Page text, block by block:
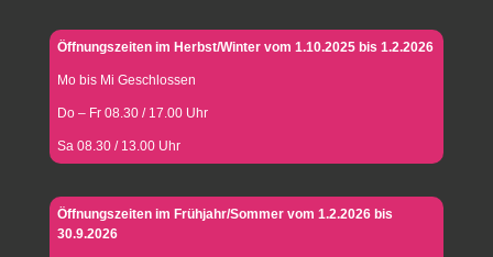
Öffnungszeiten im Herbst/Winter vom 1.10.2025 bis 1.2.2026
Mo bis Mi Geschlossen
Do – Fr 08.30 / 17.00 Uhr
Sa 08.30 / 13.00 Uhr
Öffnungszeiten im Frühjahr/Sommer vom 1.2.2026 bis
30.9.2026